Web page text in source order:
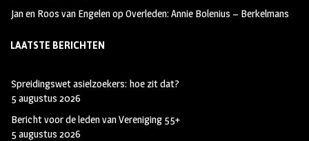
Jan en Roos van EngelenopOverleden: Annie Bolenius – Berkelmans
LAATSTE BERICHTEN
Spreidingswet asielzoekers: hoe zit dat?
5 augustus 2026
Bericht voor de leden van Vereniging 55+
5 augustus 2026